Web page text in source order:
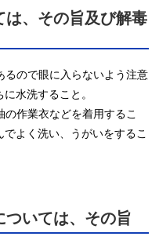
は、その旨及び解毒
るので眼に入らないよう注意
水洗すること。
作業衣などを着用するこ
よく洗い、うがいをするこ
いては、その旨